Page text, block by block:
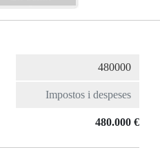
480.000 €